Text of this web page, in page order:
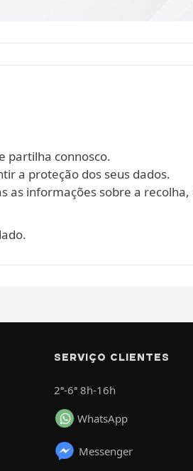
partilha connosco.
a proteção dos seus dados.
as informações sobre a recolha,
SERVIÇO CLIENTES
2ª-6ª 8h-16h
WhatsApp
Messenger